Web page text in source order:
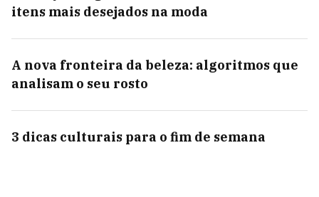
itens mais desejados na moda
A nova fronteira da beleza: algoritmos que
analisam o seu rosto
3 dicas culturais para o fim de semana